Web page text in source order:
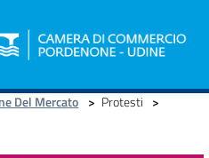
Del Mercato > Protesti >